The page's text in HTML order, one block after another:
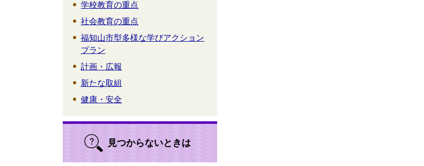
学校教育の重点
社会教育の重点
福知山市型多様な学びアクション
プラン
計画・広報
新たな取組
健康・安全
見つからないときは